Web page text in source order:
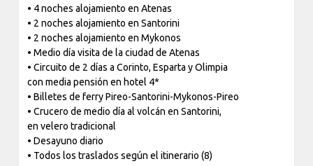
• 4 noches alojamiento en Atenas
• 2 noches alojamiento en Santorini
• 2 noches alojamiento en Mykonos
• Medio día visita de la ciudad de Atenas
• Circuito de 2 días a Corinto, Esparta y Olimpia
con media pensión en hotel 4*
• Billetes de ferry Pireo-Santorini-Mykonos-Pireo
• Crucero de medio día al volcán en Santorini,
en velero tradicional
• Desayuno diario
• Todos los traslados según el itinerario (8)